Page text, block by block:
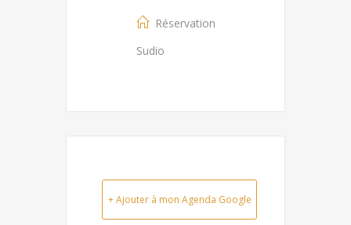
Réservation
Sudio
+ Ajouter à mon Agenda Google